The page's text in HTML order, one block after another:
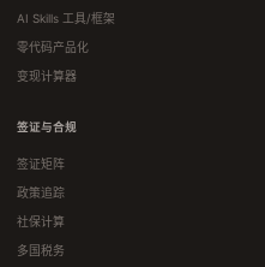
AI Skills 工具/框架
零代码产品化
变现计算器
签证与合规
签证矩阵
政策追踪
社保计算
多国税务